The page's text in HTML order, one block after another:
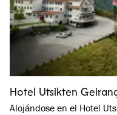
Hotel Utsikten
Alojándose en el Hotel